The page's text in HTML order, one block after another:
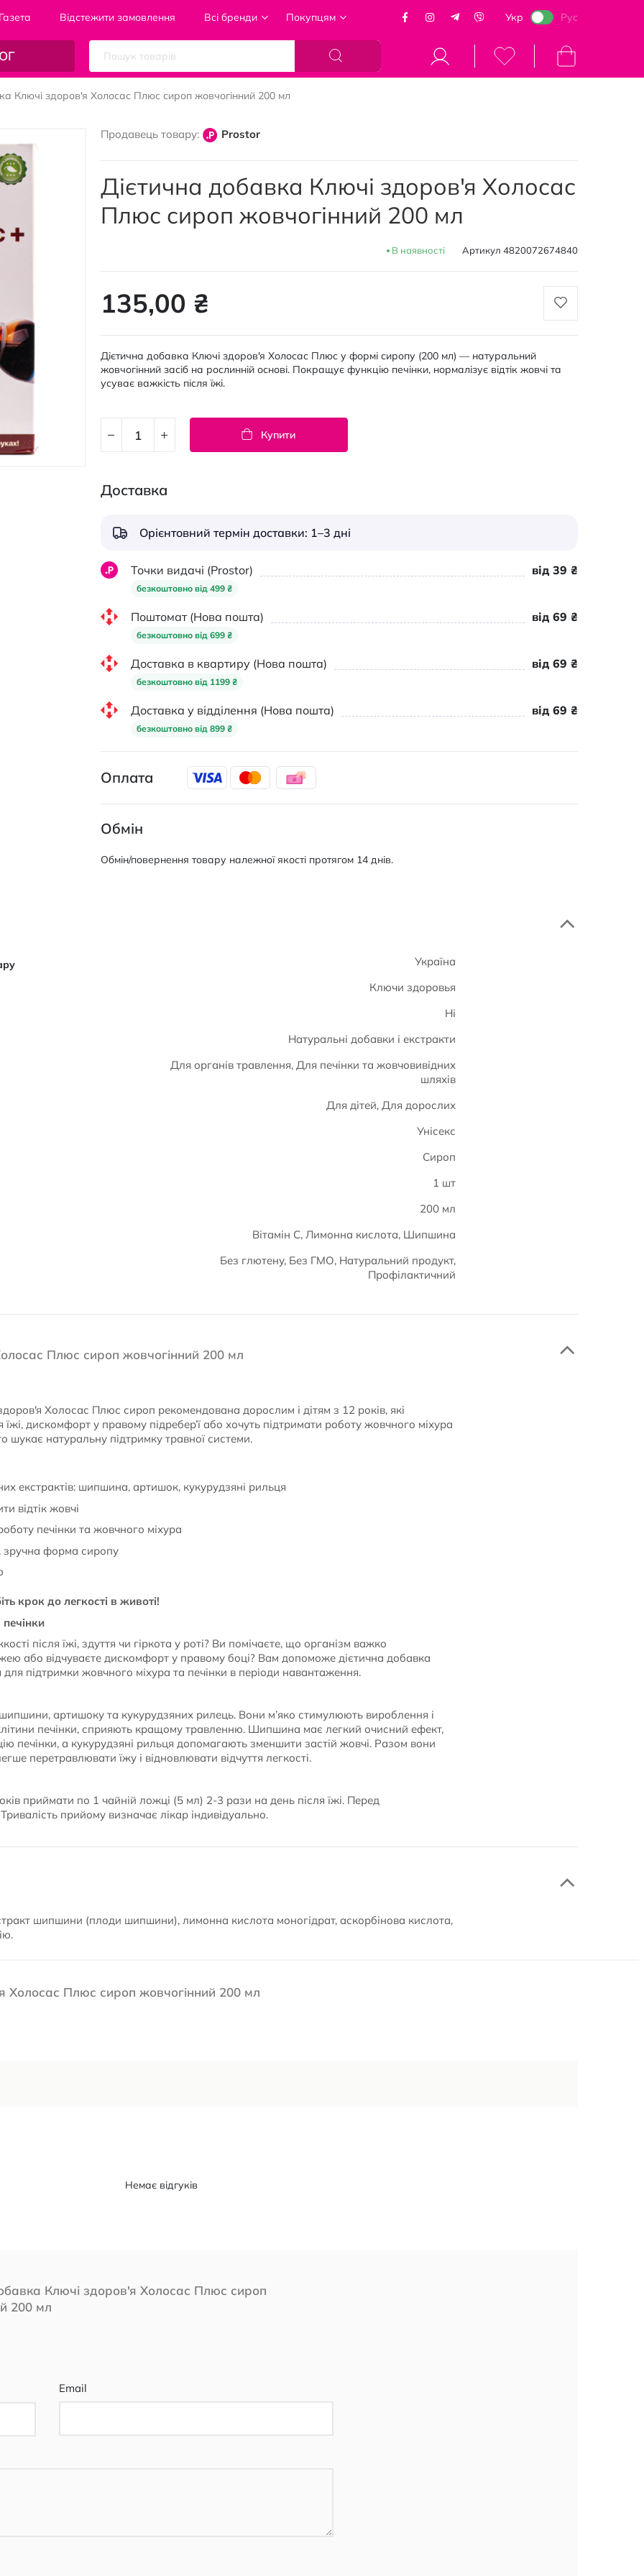
Газета Відстежити замовлення Всі бренди Покупцям Укр Рус
Кошик
Ключі здоров'я Холосас Плюс сироп жовчогінний 200 мл
Продавець товару: Prostor
Дієтична добавка Ключі здоров'я Холосас
Плюс сироп жовчогінний 200 мл
В наявності Артикул 4820072674840
135,00 ₴
Дієтична добавка Ключі здоров'я Холосас Плюс у формі сиропу (200 мл) — натуральний
жовчогінний засіб на рослинній основі. Покращує функцію печінки, нормалізує відтік жовчі та
усуває важкість після їжі.
Купити
Доставка
Орієнтовний термін доставки: 1–3 дні
Точки видачі (Prostor)
безкоштовно від 499 ₴
від 39 ₴
Поштомат (Нова пошта)
безкоштовно від 699 ₴
від 69 ₴
Доставка в квартиру (Нова пошта)
безкоштовно від 1199 ₴
від 69 ₴
Доставка у відділення (Нова пошта)
безкоштовно від 899 ₴
від 69 ₴
Оплата
Обмін
Обмін/повернення товару належної якості протягом 14 днів.
Україна
Ключи здоровья
Ні
Натуральні добавки і екстракти
Для органів травлення, Для печінки та жовчовивідних
шляхів
Для дітей, Для дорослих
Унісекс
Сироп
1 шт
200 мл
Вітамін С, Лимонна кислота, Шипшина
Без глютену, Без ГМО, Натуральний продукт,
Профілактичний
Плюс сироп жовчогінний 200 мл
Холосас Плюс сироп рекомендована дорослим і дітям з 12 років, які
їжі, дискомфорт у правому підребер’ї або хочуть підтримати роботу жовчного міхура
шукає натуральну підтримку травної системи.
екстрактів: шипшина, артишок, кукурудзяні рильця
відтік жовчі
печінки та жовчного міхура
форма сиропу
крок до легкості в животі!
після їжі, здуття чи гіркота у роті? Ви помічаєте, що організм важко
або відчуваєте дискомфорт у правому боці? Вам допоможе дієтична добавка
підтримки жовчного міхура та печінки в періоди навантаження.
артишоку та кукурудзяних рилець. Вони м’яко стимулюють вироблення і
печінки, сприяють кращому травленню. Шипшина має легкий очисний ефект,
печінки, а кукурудзяні рильця допомагають зменшити застій жовчі. Разом вони
перетравлювати їжу і відновлювати відчуття легкості.
приймати по 1 чайній ложці (5 мл) 2-3 рази на день після їжі. Перед
прийому визначає лікар індивідуально.
шипшини (плоди шипшини), лимонна кислота моногідрат, аскорбінова кислота,
Холосас Плюс сироп жовчогінний 200 мл
Немає відгуків
Ключі здоров'я Холосас Плюс сироп
200 мл
Email